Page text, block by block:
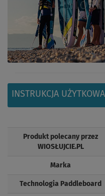
INSTRUKCJA
Produkt polecany przez
WIOSŁUJCIE.PL
Marka
Technologia Paddleboard